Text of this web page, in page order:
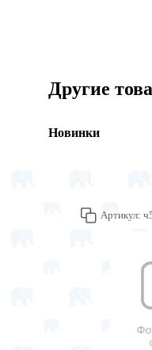
Другие
Новинки
Артикул: